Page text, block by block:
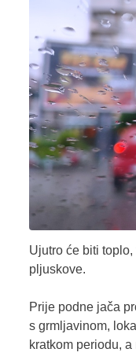
Ujutro će biti
pljuskove.
Prije podne jača
s grmljavinom,
kratkom periodu,